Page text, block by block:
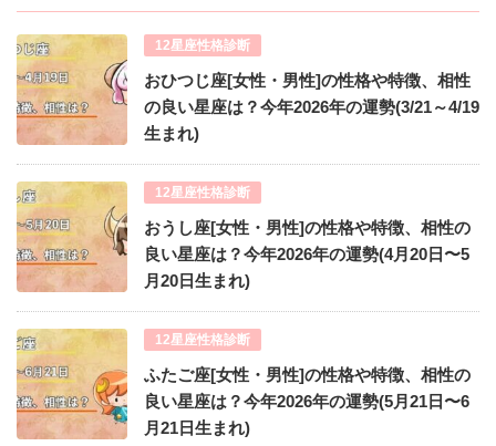
12星座性格診断
おひつじ座[女性・男性]の性格や特徴、相性
の良い星座は？今年2026年の運勢(3/21～4/19
生まれ)
12星座性格診断
おうし座[女性・男性]の性格や特徴、相性の
良い星座は？今年2026年の運勢(4月20日〜5
月20日生まれ)
12星座性格診断
ふたご座[女性・男性]の性格や特徴、相性の
良い星座は？今年2026年の運勢(5月21日〜6
月21日生まれ)